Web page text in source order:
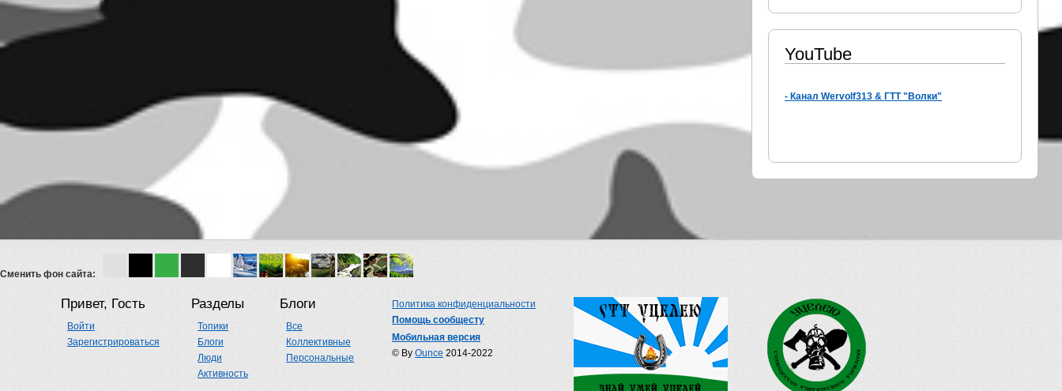
YouTube
- Канал Wervolf313 & ГТТ "Волки"
Сменить фон сайта:
Привет, Гость
Войти
Зарегистрироваться
Разделы
Топики
Блоги
Люди
Активность
Блоги
Все
Коллективные
Персональные
Политика конфиденциальности
Помощь сообщесту
Мобильная версия
© By Ounce 2014-2022